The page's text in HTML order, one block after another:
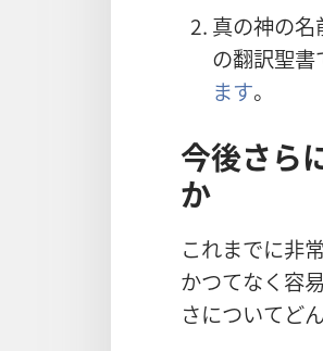
真の神の名
の翻訳聖書
ます。
今後さら
か
これまでに非常
かつてなく 容易
さについてど